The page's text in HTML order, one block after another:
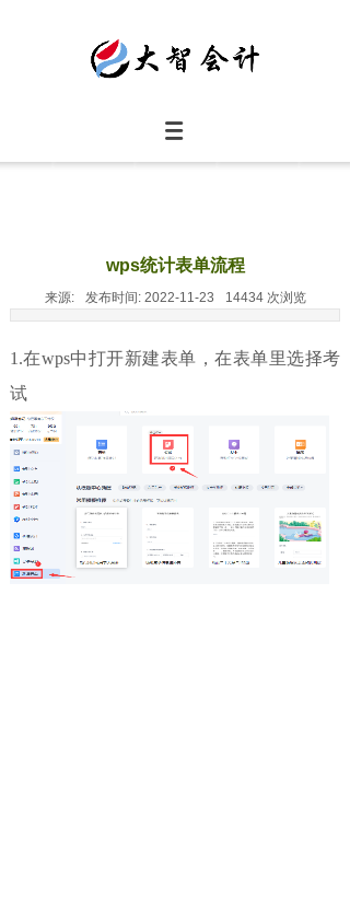
wps统计表单流程
来源: 发布时间: 2022-11-23 14434 次浏览
1.在wps中打开新建表单，在表单里选择考
试